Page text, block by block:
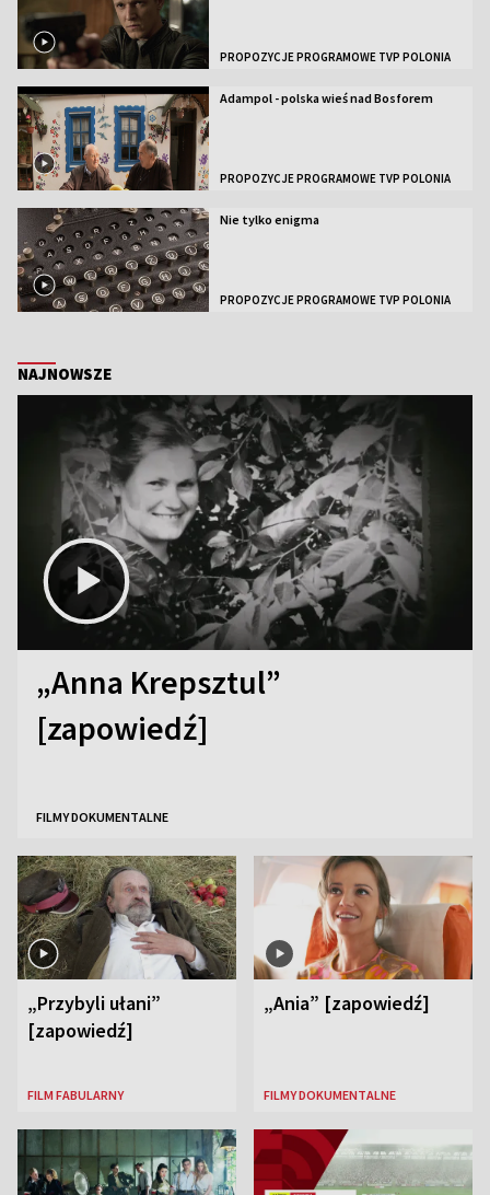
PROPOZYCJE PROGRAMOWE TVP POLONIA
Adampol - polska wieś nad Bosforem
PROPOZYCJE PROGRAMOWE TVP POLONIA
Nie tylko enigma
PROPOZYCJE PROGRAMOWE TVP POLONIA
NAJNOWSZE
„Anna Krepsztul”
[zapowiedź]
FILMY DOKUMENTALNE
„Przybyli ułani”
[zapowiedź]
FILM FABULARNY
„Ania” [zapowiedź]
FILMY DOKUMENTALNE